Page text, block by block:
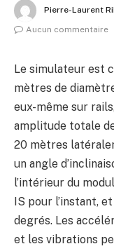
Pierre-Laurent
Aucun commentaire
Le simulateur est
mètres de
eux-même sur
amplitude totale
20 mètres
un angle
l’intérieur du
IS pour l’instant,
degrés. Les
et les vibrations